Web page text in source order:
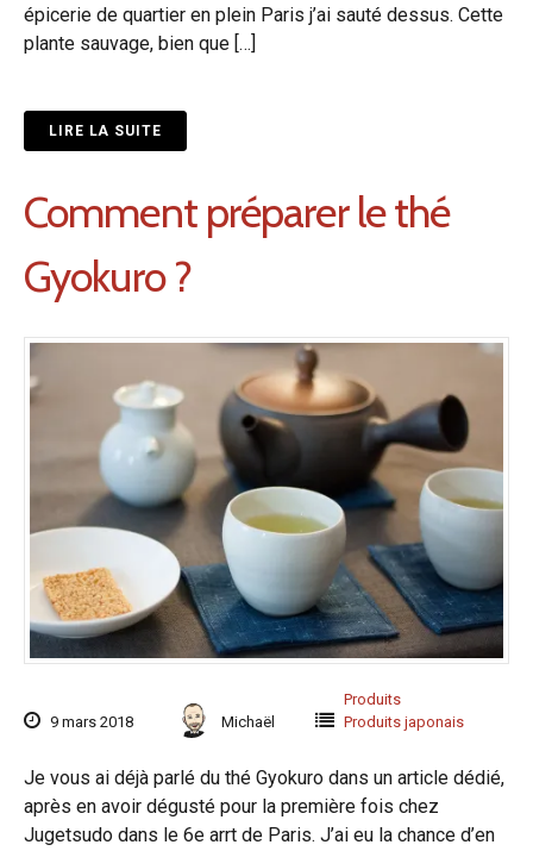
épicerie de quartier en plein Paris j’ai sauté dessus. Cette
plante sauvage, bien que […]
LIRE LA SUITE
Comment préparer le thé
Gyokuro ?
9 mars 2018 Michaël
Produits
Produits japonais
Je vous ai déjà parlé du thé Gyokuro dans un article dédié,
après en avoir dégusté pour la première fois chez
Jugetsudo dans le 6e arrt de Paris. J’ai eu la chance d’en